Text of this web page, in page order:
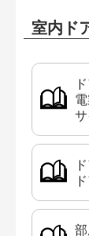
室内ド